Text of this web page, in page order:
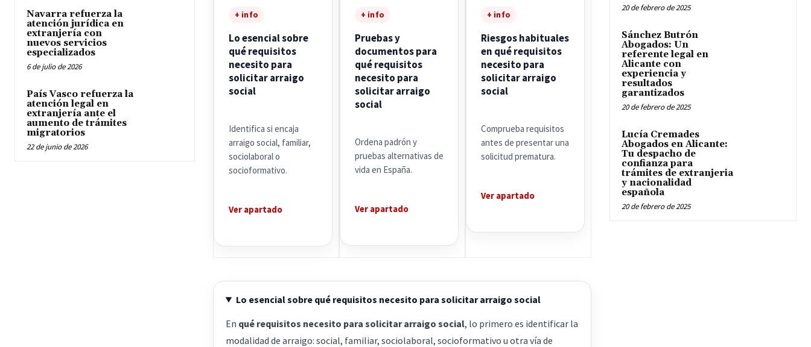
Navarra refuerza la
atención jurídica en
extranjería con
nuevos servicios
especializados
6 de julio de 2026
País Vasco refuerza la
atención legal en
extranjería ante el
aumento de trámites
migratorios
22 de junio de 2026
+ info
Lo esencial sobre
qué requisitos
necesito para
solicitar arraigo
social
Identifica si encaja
arraigo social, familiar,
sociolaboral o
socioformativo.
Ver apartado
+ info
Pruebas y
documentos para
qué requisitos
necesito para
solicitar arraigo
social
Ordena padrón y
pruebas alternativas de
vida en España.
Ver apartado
+ info
Riesgos habituales
en qué requisitos
necesito para
solicitar arraigo
social
Comprueba requisitos
antes de presentar una
solicitud prematura.
Ver apartado
Lo esencial sobre qué requisitos necesito para solicitar arraigo social
En qué requisitos necesito para solicitar arraigo social, lo primero es identificar la
modalidad de arraigo: social, familiar, sociolaboral, socioformativo u otra vía de
20 de febrero de 2025
Sánchez Butrón
Abogados: Un
referente legal en
Alicante con
experiencia y
resultados
garantizados
20 de febrero de 2025
Lucía Cremades
Abogados en Alicante:
Tu despacho de
confianza para
trámites de extranjeria
y nacionalidad
española
20 de febrero de 2025